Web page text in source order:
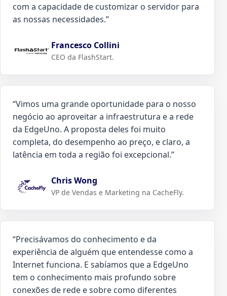
com a capacidade de customizar o servidor para
as nossas necessidades.”
Francesco Collini
CEO da FlashStart.
“Vimos uma grande oportunidade para o nosso
negócio ao aproveitar a infraestrutura e a rede
da EdgeUno. A proposta deles foi muito
completa, do desempenho ao preço, e claro, a
latência em toda a região foi excepcional.”
Chris Wong
VP de Vendas e Marketing na CacheFly.
“Precisávamos do conhecimento e da
experiência de alguém que entendesse como a
Internet funciona. E sabíamos que a EdgeUno
tem o conhecimento mais profundo sobre
conexões de rede e sobre como diferentes